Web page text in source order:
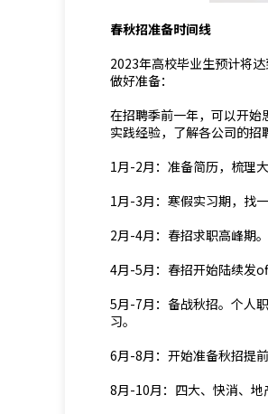
春秋招准备时间线
2023年高校毕业生预计将
做好准备：
在招聘季前一年，可以开
实践经验，了解各公司的招
1月-2月：准备简历，梳理
1月-3月：寒假实习期，找
2月-4月：春招求职高峰期
4月-5月：春招开始陆续发
5月-7月：备战秋招。个人
习。
6月-8月：开始准备秋招提
8月-10月：四大、快消、地